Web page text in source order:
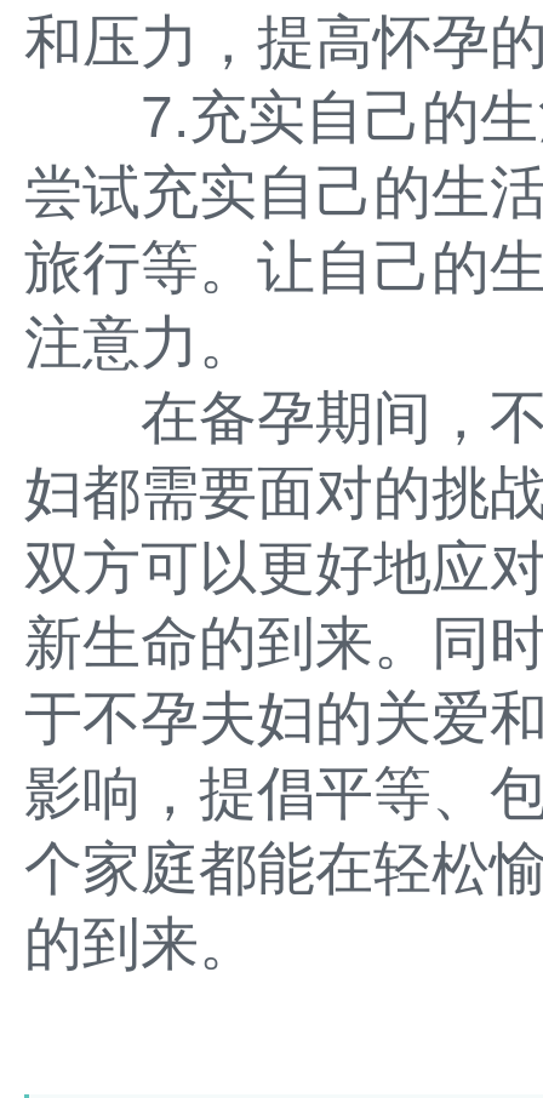
和压力，提高怀孕
7.充实自己的生
尝试充实自己的生
旅行等。让自己的
注意力。
在备孕期间，不
妇都需要面对的挑
双方可以更好地应
新生命的到来。同
于不孕夫妇的关爱
影响，提倡平等、
个家庭都能在轻松
的到来。